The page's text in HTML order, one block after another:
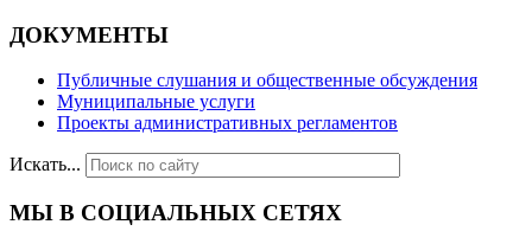
ДОКУМЕНТЫ
Публичные слушания и общественные обсуждения
Муниципальные услуги
Проекты административных регламентов
Искать...
МЫ В СОЦИАЛЬНЫХ СЕТЯХ